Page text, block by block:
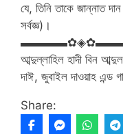
যে, তিনি তাকে জান্নাত
সর্বজ্ঞ)।
আব্দুল্লাহিল হাদী বিন
দাঈ, জুবাইল দাওয়াহ এন্ড
Share: